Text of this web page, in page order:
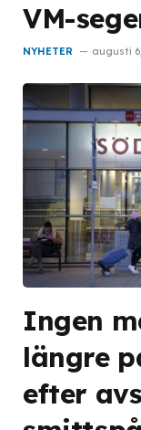
VM-
NYHETER augusti
Ingen
längre
efter